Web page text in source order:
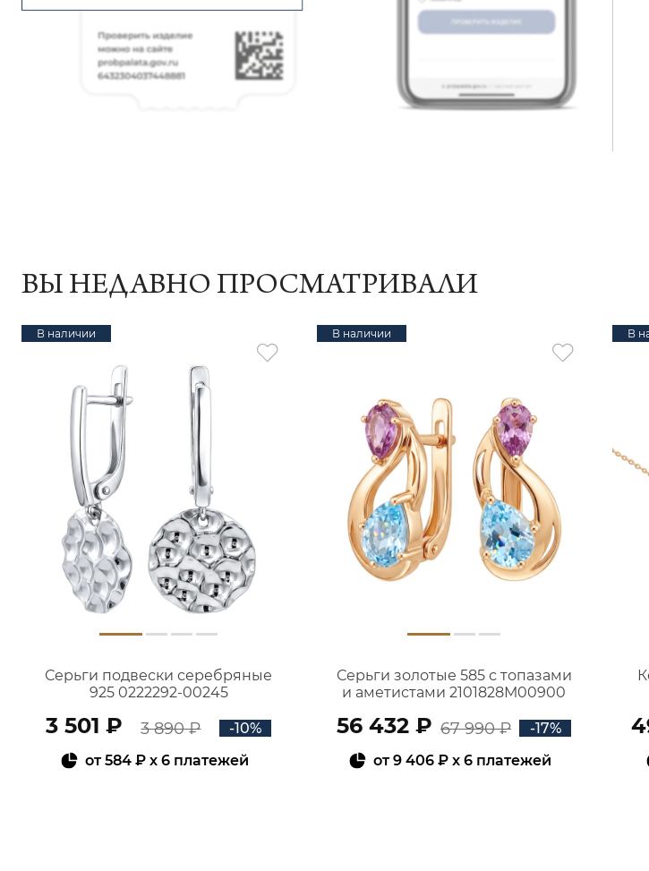
ВЫ НЕДАВНО ПРОСМАТРИВАЛИ
В наличии
Серьги подвески серебряные
925 0222292-00245
3 501 ₽ 3 890 ₽
-10%
от584 ₽ x 6 платежей
В наличии
Серьги золотые 585 с топазами
и аметистами 2101828М00900
56 432 ₽ 67 990 ₽
-17%
от9 406 ₽ x 6 платежей
В